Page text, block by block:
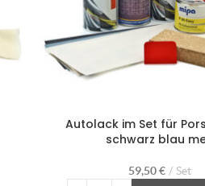
Autolack im Set für
schwarz blau
59,50€ Set